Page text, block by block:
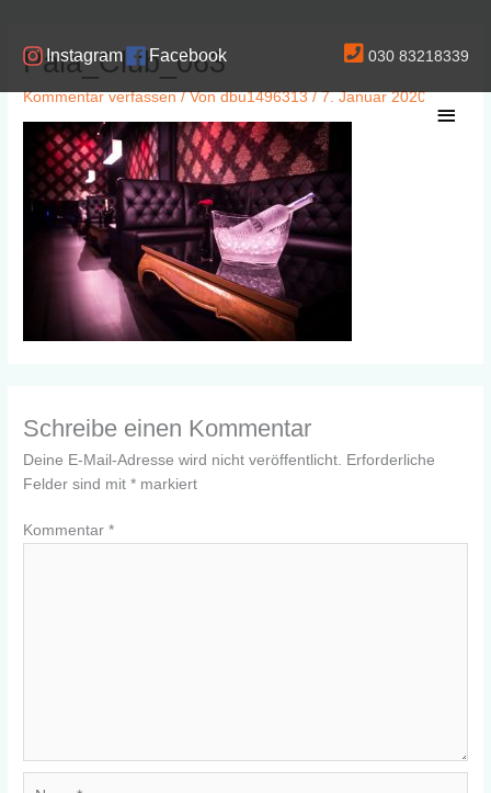
springenInstagram Facebook 030 83218339
Paia_Club_063
Kommentar verfassen / Vondbu1496313/7. Januar 2020
Schreibe einen Kommentar
Deine E-Mail-Adresse wird nicht veröffentlicht. Erforderliche
Felder sind mit* markiert
Kommentar*